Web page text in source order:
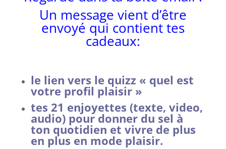
Un message vient d’être
envoyé qui contient tes
cadeaux:
le lien vers le quizz « quel est
votre profil plaisir »
tes 21 enjoyettes (texte, video,
audio) pour donner du sel à
ton quotidien et vivre de plus
en plus en mode plaisir.